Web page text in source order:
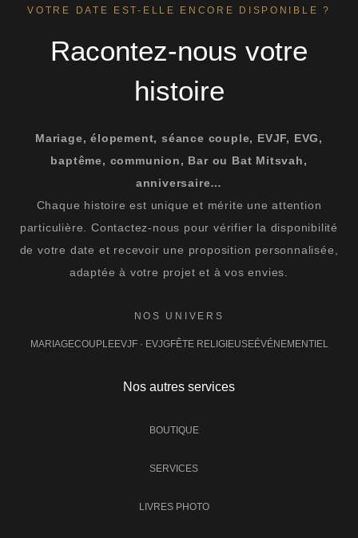
VOTRE DATE EST-ELLE ENCORE DISPONIBLE ?
Racontez-nous votre
histoire
Mariage, élopement, séance couple, EVJF, EVG,
baptême, communion, Bar ou Bat Mitsvah,
anniversaire…
Chaque histoire est unique et mérite une attention
particulière. Contactez-nous pour vérifier la disponibilité
de votre date et recevoir une proposition personnalisée,
adaptée à votre projet et à vos envies.
NOS UNIVERS
MARIAGECOUPLEEVJF · EVJGFÊTE RELIGIEUSEÉVÉNEMENTIEL
Nos autres services
BOUTIQUE
SERVICES
LIVRES PHOTO